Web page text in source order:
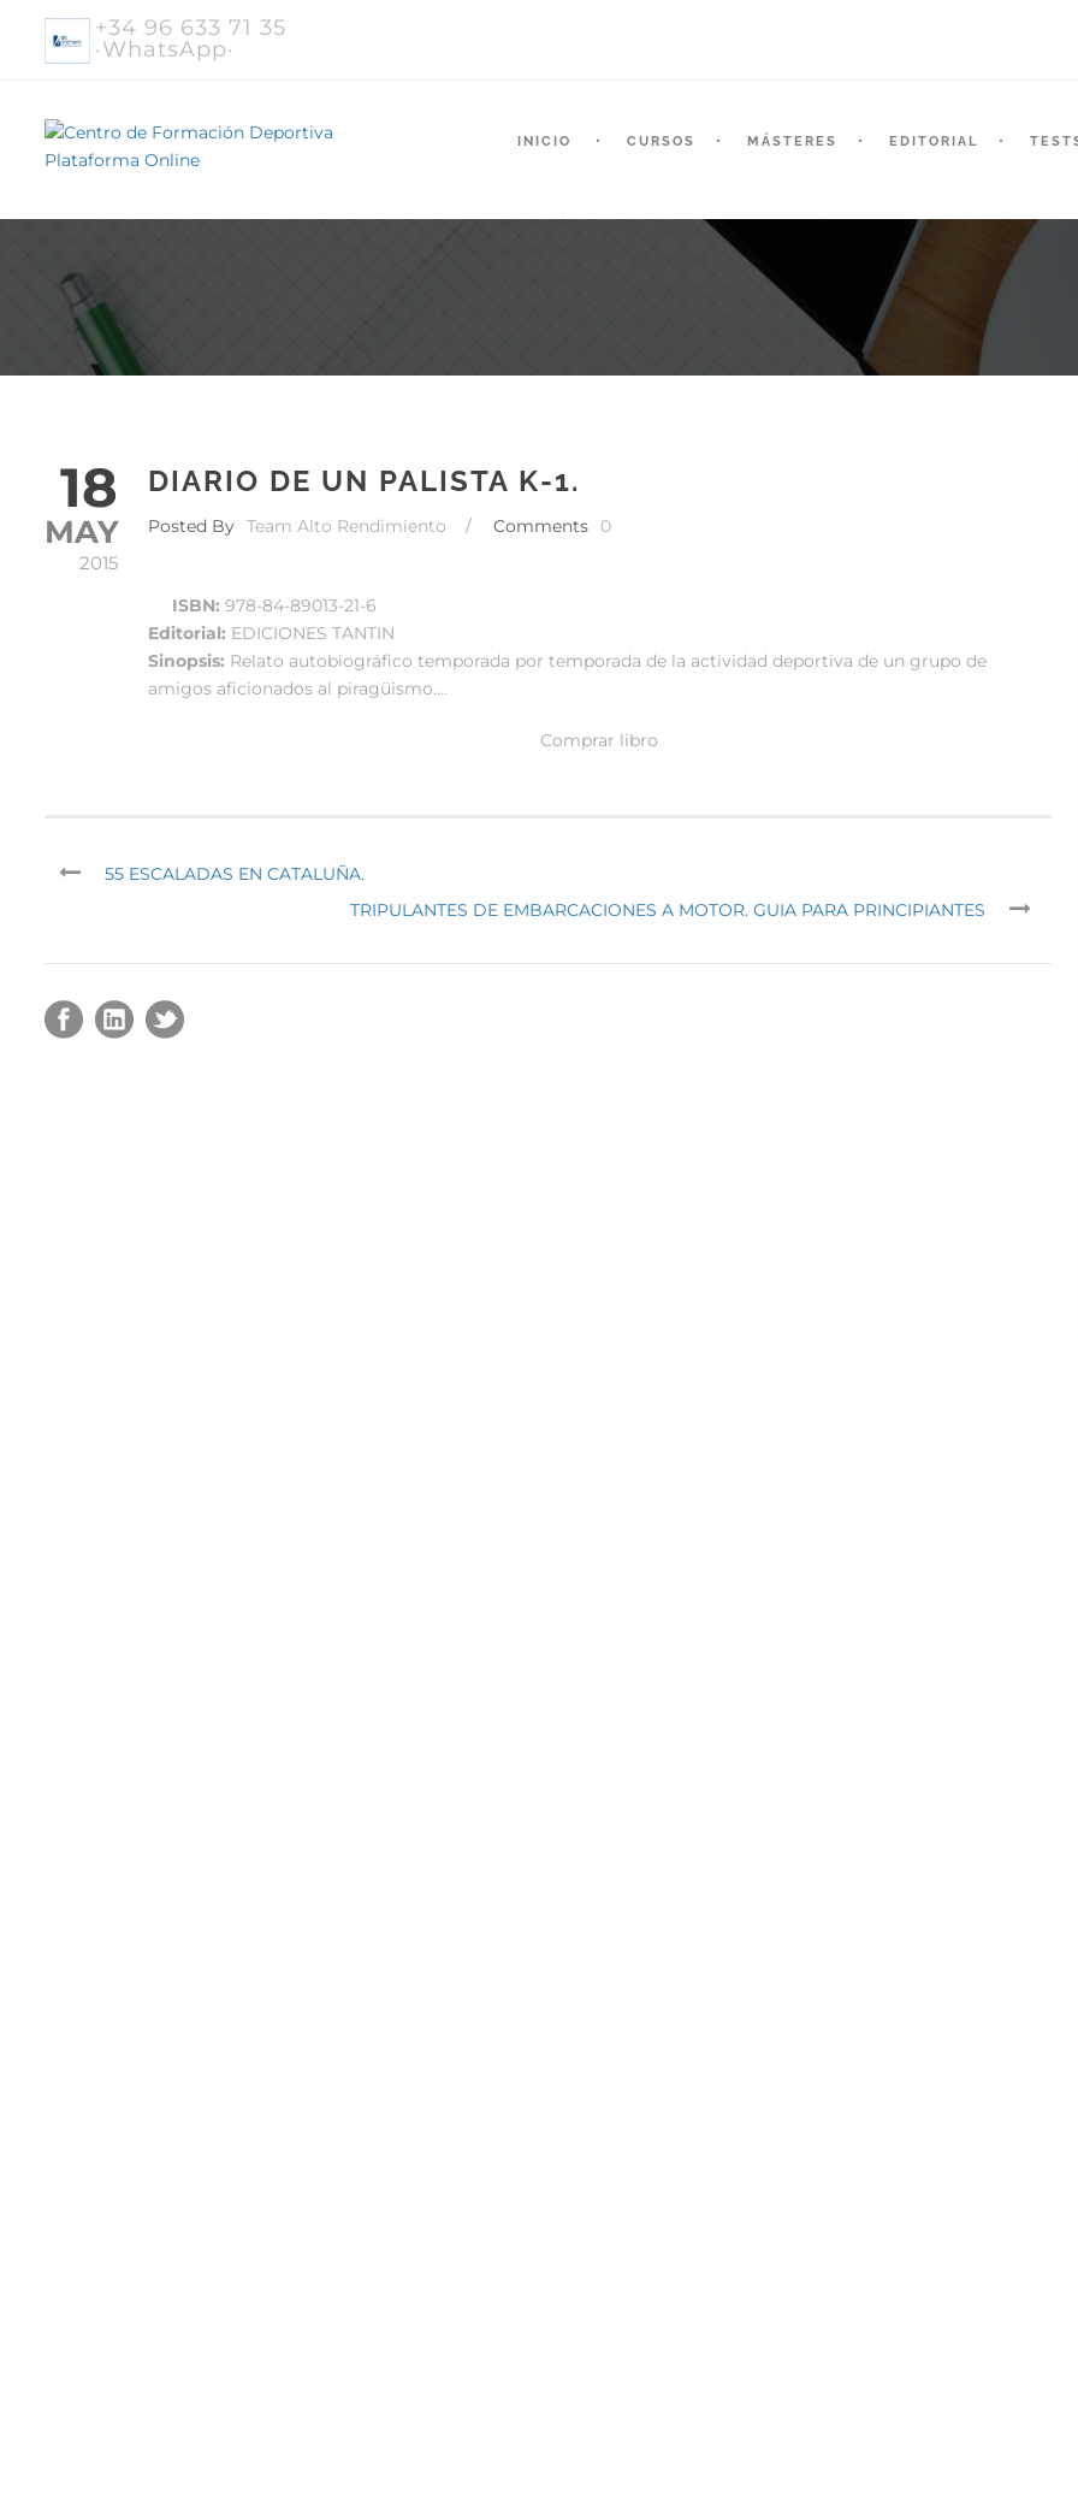
+34 96 633 71 35
·WhatsApp·
INICIO CURSOS MÁSTERES EDITORIAL
18
MAY
2015
DIARIO DE UN PALISTA K-1.
Posted By Team Alto Rendimiento / Comments 0
ISBN: 978-84-89013-21-6
Editorial: EDICIONES TANTIN
Sinopsis: Relato autobiográfico temporada por temporada de la actividad deportiva de un grupo de
amigos aficionados al piragüismo….
Comprar libro
55 ESCALADAS EN CATALUÑA.
TRIPULANTES DE EMBARCACIONES A MOTOR. GUIA PARA PRINCIPIANTES